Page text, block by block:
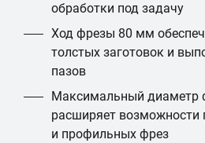
обработки под задачу
Ход фрезы 80 мм
толстых заготовок и
пазов
Максимальный диаметр
расширяет
и профильных фрез